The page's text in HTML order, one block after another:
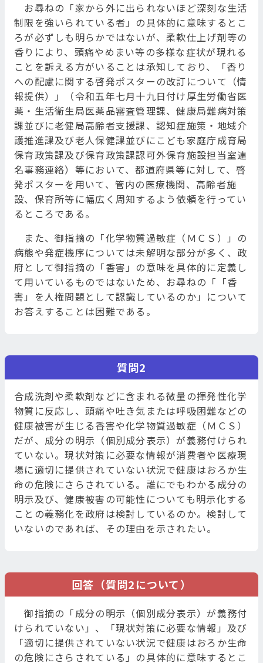
お尋ねの「家から外に出られないほど深刻な生活
制限を強いられている者」の具体的に意味するとこ
ろが必ずしも明らかではないが、柔軟仕上げ剤等の
香りにより、頭痛やめまい等の多様な症状が現れる
ことを訴える方がいることは承知しており、「香り
への配慮に関する啓発ポスターの改訂について（情
報提供）」（令和五年七月十九日付け厚生労働省医
薬・生活衛生局医薬品審査管理課、健康局難病対策
課並びに老健局高齢者支援課、認知症施策・地域介
護推進課及び老人保健課並びにこども家庭庁成育局
保育政策課及び保育政策課認可外保育施設担当室連
名事務連絡）等において、都道府県等に対して、啓
発ポスターを用いて、管内の医療機関、高齢者施
設、保育所等に幅広く周知するよう依頼を行ってい
るところである。
また、御指摘の「化学物質過敏症（ＭＣＳ）」の
病態や発症機序については未解明な部分が多く、政
府として御指摘の「香害」の意味を具体的に定義し
て用いているものではないため、お尋ねの「「香
害」を人権問題として認識しているのか」について
お答えすることは困難である。
質問2
合成洗剤や柔軟剤などに含まれる微量の揮発性化学
物質に反応し、頭痛や吐き気または呼吸困難などの
健康被害が生じる香害や化学物質過敏症（ＭＣＳ）
だが、成分の明示（個別成分表示）が義務付けられ
ていない。現状対策に必要な情報が消費者や医療現
場に適切に提供されていない状況で健康はおろか生
命の危険にさらされている。誰にでもわかる成分の
明示及び、健康被害の可能性についても明示化する
ことの義務化を政府は検討しているのか。検討して
いないのであれば、その理由を示されたい。
回答（質問2について）
御指摘の「成分の明示（個別成分表示）が義務付
けられていない」、「現状対策に必要な情報」及び
「適切に提供されていない状況で健康はおろか生命
の危険にさらされている」の具体的に意味するとこ